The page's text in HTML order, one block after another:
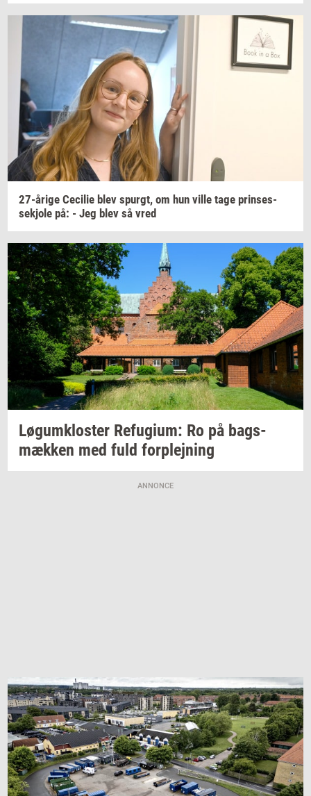
27-​årige Ce­ci­lie blev spurgt, om hun ville tage prin­ses­
sekjo­le på: - Jeg blev så vred
Løgum­klo­ster Re­fu­gi­um: Ro på bags­
mæk­ken med fuld for­plej­ning
ANNONCE